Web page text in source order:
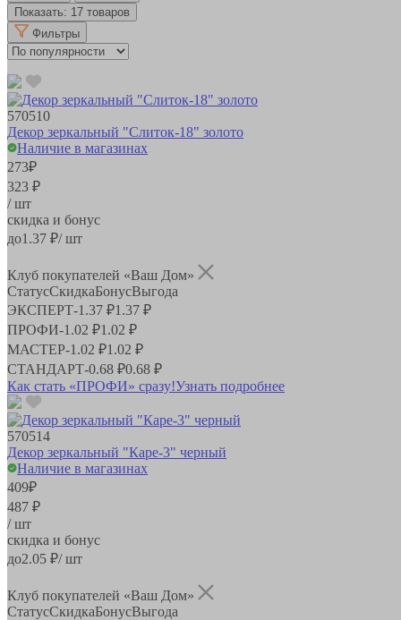
Показать: 17 товаров
Фильтры
570510
Декор зеркальный "Слиток-18" золото
Наличие в магазинах
273₽
323 ₽
/ шт
скидка и бонус
до1.37 ₽/ шт
Клуб покупателей «Ваш Дом»
СтатусСкидкаБонусВыгода
ЭКСПЕРТ-1.37 ₽1.37 ₽
ПРОФИ-1.02 ₽1.02 ₽
МАСТЕР-1.02 ₽1.02 ₽
СТАНДАРТ-0.68 ₽0.68 ₽
Как стать «ПРОФИ» сразу!Узнать подробнее
570514
Декор зеркальный "Каре-3" черный
Наличие в магазинах
409₽
487 ₽
/ шт
скидка и бонус
до2.05 ₽/ шт
Клуб покупателей «Ваш Дом»
СтатусСкидкаБонусВыгода